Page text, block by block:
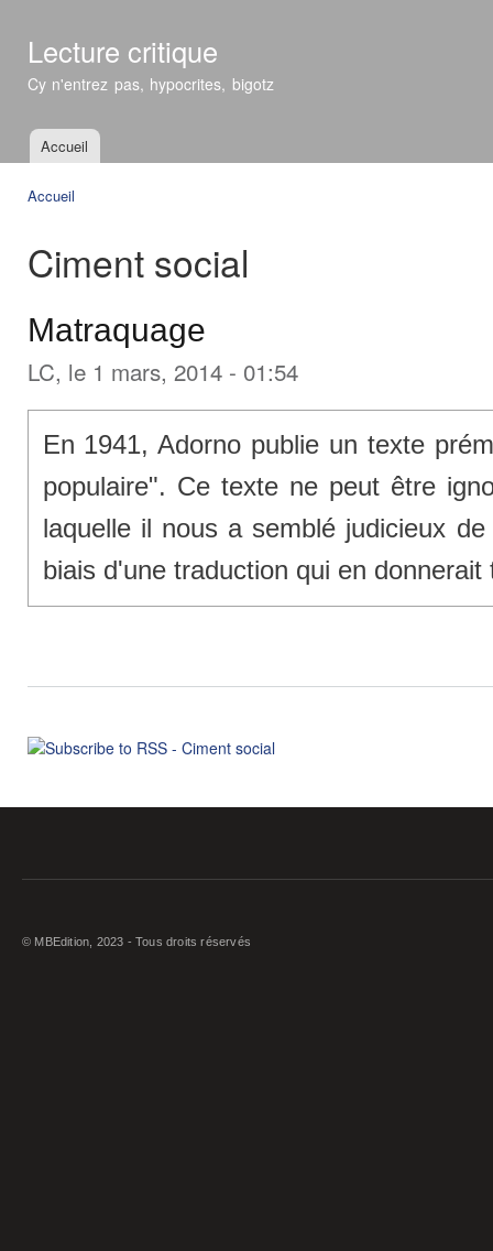
Lecture critique
Cy n'entrez pas, hypocrites, bigotz
Menu principal
Accueil
Accueil
Ciment social
Matraquage
LC, le 1 mars, 2014 - 01:54
En 1941, Adorno publie un texte
populaire". Ce texte ne peut être
laquelle il nous a semblé judicieux
biais d'une traduction qui en
© MBEdition, 2023 - Tous droits réservés